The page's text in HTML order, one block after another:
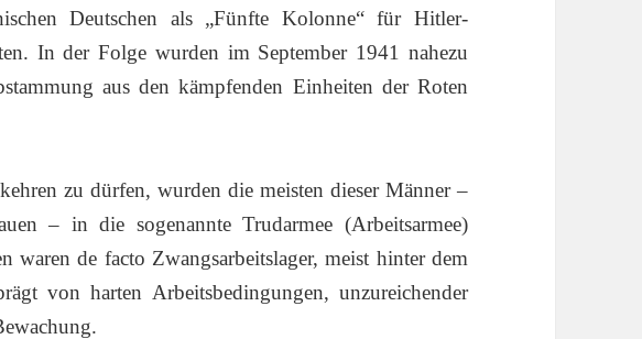
Deutschen als „Fünfte Kolonne“ für Hitler-
In der Folge wurden im September 1941 nahezu
aus den kämpfenden Einheiten der Roten
zu dürfen, wurden die meisten dieser Männer –
– in die sogenannte Trudarmee (Arbeitsarmee)
waren de facto Zwangsarbeitslager, meist hinter dem
von harten Arbeitsbedingungen, unzureichender